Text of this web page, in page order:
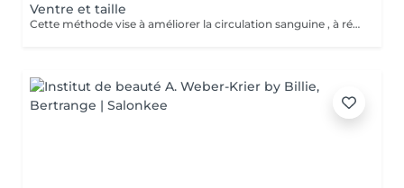
Ventre et taille
Cette méthode vise à améliorer la circulation sanguine , à réduire la cellulite , à favoriser le drainage lymphatique et à détendre les muscles . Elle peut également contribuer à la réduction du stress et à l'amélioration de la texture de la peau.